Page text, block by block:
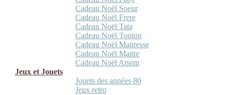
Cadeau Noël Soeur
Cadeau Noël Frere
Cadeau Noël Tata
Cadeau Noël Tonton
Cadeau Noël Maitresse
Cadeau Noël Maitre
Cadeau Noël Atsem
Jeux et Jouets
Jouets des années 80
Jeux retro